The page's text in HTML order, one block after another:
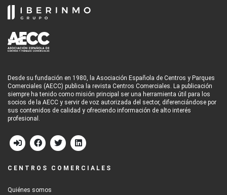
Desde su fundación en 1980, la Asociación Española de Centros y Parques
Comerciales (AECC) publica la revista Centros Comerciales. La publicación
siempre ha tenido como misión principal ser una herramienta útil para los
socios de la AECC y servir de voz autorizada del sector, diferenciándose por
sus contenidos de calidad y ofreciendo información de alto interés
profesional.
CENTROS COMERCIALES
Quiénes somos